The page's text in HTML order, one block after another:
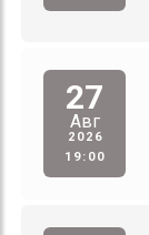
27
Авг
2026
19:00